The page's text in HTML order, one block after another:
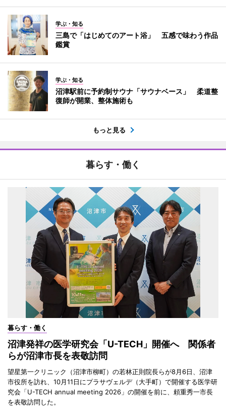
学ぶ・知る
三島で「はじめてのアート浴」 五感で味わう作品
鑑賞
学ぶ・知る
沼津駅前に予約制サウナ「サウナベース」 柔道整
復師が開業、整体施術も
もっと見る
暮らす・働く
暮らす・働く
沼津発祥の医学研究会「U-TECH」開催へ 関係者
らが沼津市長を表敬訪問
望星第一クリニック（沼津市柳町）の若林正則院長らが8月6日、沼津
市役所を訪れ、10月11日にプラサヴェルデ（大手町）で開催する医学研
究会「U-TECH annual meeting 2026」の開催を前に、頼重秀一市長
を表敬訪問した。